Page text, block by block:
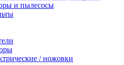
и пылесосы
/ ножовки